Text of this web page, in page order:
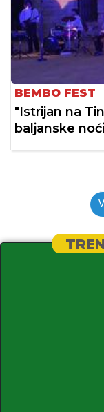
BEMBO FEST
"Istrijan na
baljanske